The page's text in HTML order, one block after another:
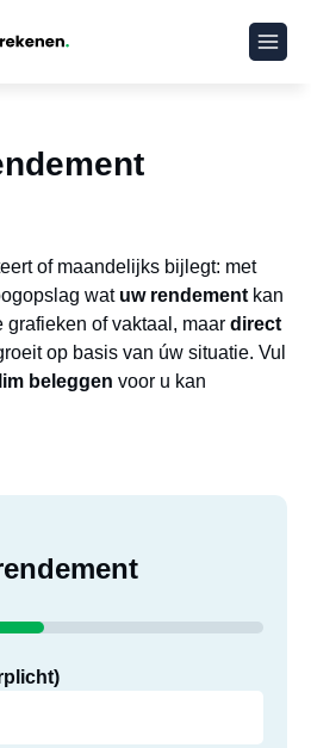
of maandelijks bijlegt: met
wat uw rendement kan
of vaktaal, maar direct
op basis van úw situatie. Vul
beleggen voor u kan